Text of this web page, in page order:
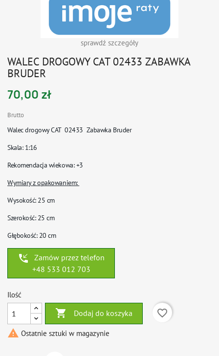
sprawdź szczegóły
WALEC DROGOWY CAT 02433 ZABAWKA
BRUDER
70,00 zł
Brutto
Walec drogowy CAT 02433 Zabawka Bruder
Skala: 1:16
Rekomendacja wiekowa: +3
Wymiary z opakowaniem:
Wysokość: 25 cm
Szerokość: 25 cm
Głębokość: 20 cm
phone_callback
Zamów przez telefon
+48 533 012 703
Ilość
 Dodaj do koszyka
favorite_border
 Ostatnie sztuki w magazynie